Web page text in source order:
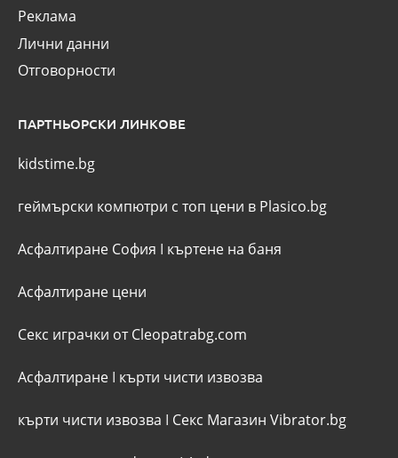
Реклама
Лични данни
Отговорности
ПАРТНЬОРСКИ ЛИНКОВЕ
kidstime.bg
геймърски компютри с топ цени в Plasico.bg
Асфалтиране София I къртене на баня
Асфалтиране цени
Секс играчки от Cleopatrabg.com
Асфалтиране I кърти чисти извозва
кърти чисти извозва I Секс Магазин Vibrator.bg